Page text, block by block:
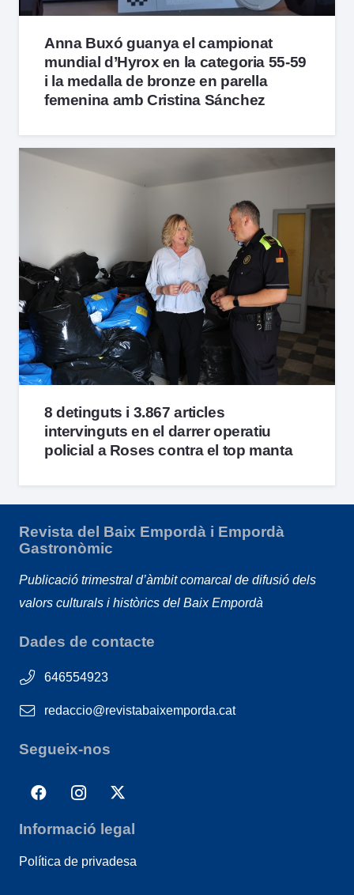
Anna Buxó guanya el campionat
mundial d’Hyrox en la categoria 55-59
i la medalla de bronze en parella
femenina amb Cristina Sánchez
8 detinguts i 3.867 articles
intervinguts en el darrer operatiu
policial a Roses contra el top manta
Revista del Baix Empordà i Empordà
Gastronòmic
Publicació trimestral d’àmbit comarcal de difusió dels
valors culturals i històrics del Baix Empordà
Dades de contacte
646554923
redaccio@revistabaixemporda.cat
Segueix-nos
Informació legal
Política de privadesa